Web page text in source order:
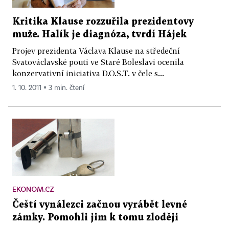
Kritika Klause rozzuřila prezidentovy
muže. Halík je diagnóza, tvrdí Hájek
Projev prezidenta Václava Klause na středeční
Svatováclavské pouti ve Staré Boleslavi ocenila
konzervativní iniciativa D.O.S.T. v čele s...
1. 10. 2011 ▪ 3 min. čtení
EKONOM.CZ
Čeští vynálezci začnou vyrábět levné
zámky. Pomohli jim k tomu zloději